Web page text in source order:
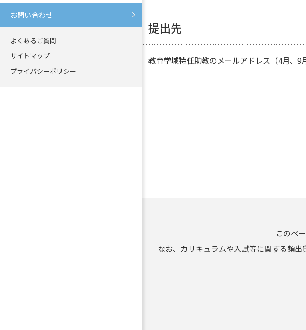
お問い合わせ
よくあるご質問
サイトマップ
プライバシーポリシー
提出先
教育学域特任助教のメールアドレス（4月、
このペ
なお、カリキュラムや入試等に関する頻